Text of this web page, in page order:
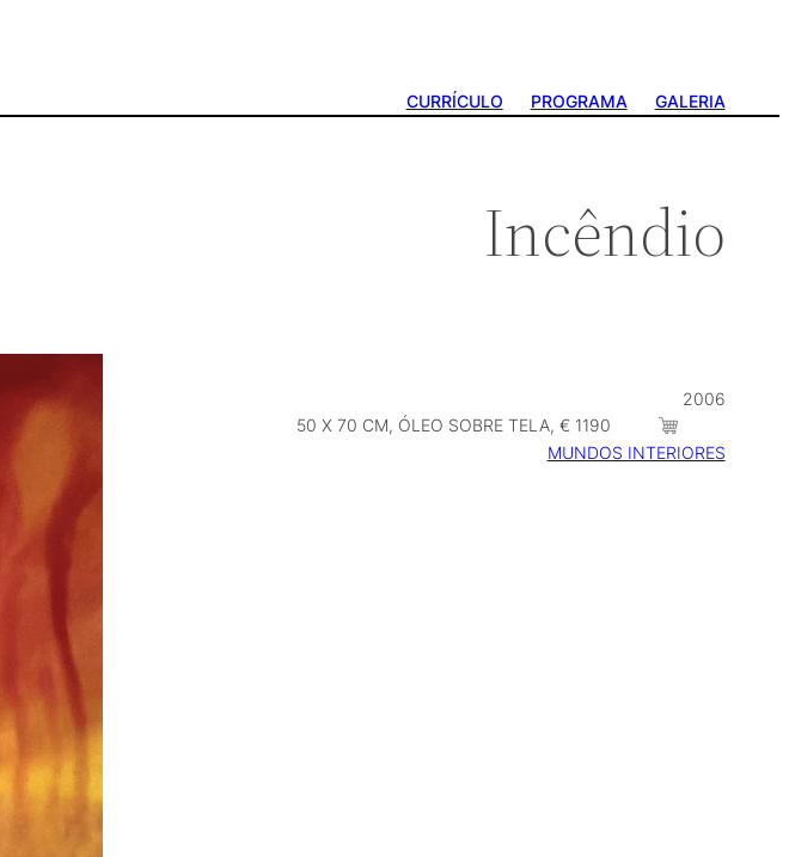
CURRÍCULO PROGRAMA GALERIA
Incêndio
2006
50 X 70 CM, ÓLEO SOBRE TELA, € 1190
MUNDOS INTERIORES